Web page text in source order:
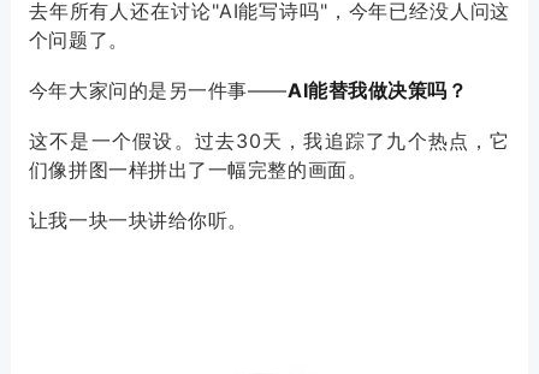
去年所有人还在讨论"AI能写诗吗"，今年已经没人问这
个问题了。
今年大家问的是另一件事——AI能替我做决策吗？
这不是一个假设。过去30天，我追踪了九个热点，它
们像拼图一样拼出了一幅完整的画面。
让我一块一块讲给你听。